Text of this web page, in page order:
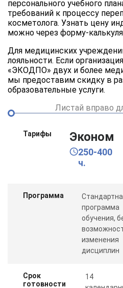
персонального учебного
требований к процессу
косметолога. Узнать цену
можно через форму-
Для медицинских
лояльности. Если
«ЭКОДПО» двух и более
мы предоставим скидку в
образовательные услуги.
Листай вправо
Тарифы Эконом
250-400
ч.
Программа
программа
обучения,
изменения
дисциплин
Срок
готовности
14